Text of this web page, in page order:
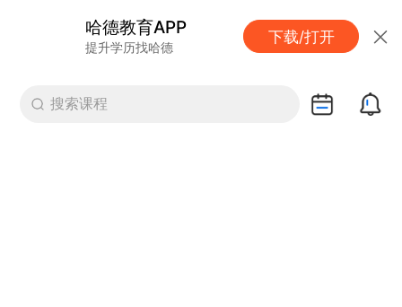
哈德教育APP
提升学历找哈德
下载/打开
搜索课程